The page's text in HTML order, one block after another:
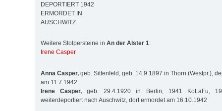
DEPORTIERT 1942
ERMORDET IN
AUSCHWITZ
Weitere Stolpersteine in An der Alster 1:
Irene Casper
Anna Casper, geb. Sittenfeld, geb. 14.9.1897 in Thorn (Westpr.),
am 11.7.1942
Irene Casper, geb. 29.4.1920 in Berlin, 1941 KoLaFu,
weiterdeportiert nach Auschwitz, dort ermordet am 16.10.1942